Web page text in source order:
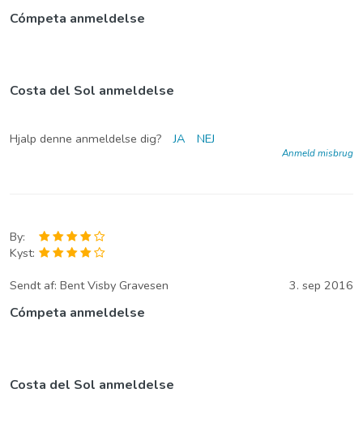
Cómpeta anmeldelse
Costa del Sol anmeldelse
Hjalp denne anmeldelse dig? JA NEJ
Anmeld misbrug
By:
Kyst:
Sendt af: Bent Visby Gravesen 3. sep 2016
Cómpeta anmeldelse
Costa del Sol anmeldelse